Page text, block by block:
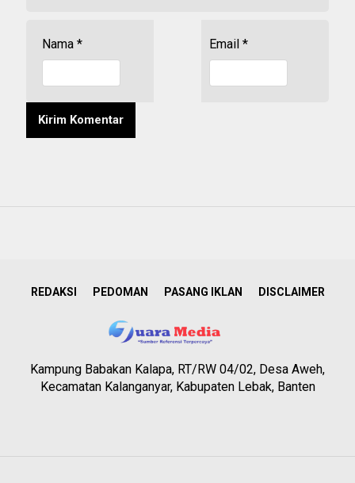
Nama * Email *
REDAKSI PEDOMAN PASANG IKLAN DISCLAIMER
Kampung Babakan Kalapa, RT/RW 04/02, Desa Aweh,
Kecamatan Kalanganyar, Kabupaten Lebak, Banten